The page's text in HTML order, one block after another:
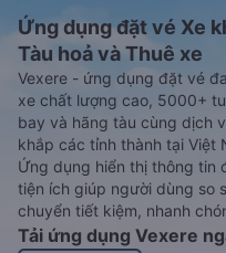
Ứng dụng đặt vé Xe
Tàu hoả và Thuê xe
Vexere - ứng dụng đặt vé
xe chất lượng cao, 5000+
bay và hãng tàu cùng dịch
khắp các tỉnh thành tại Việt
Ứng dụng hiển thị thông tin
tiện ích giúp người dùng so
chuyển tiết kiệm, nhanh
Tải ứng dụng Vexere